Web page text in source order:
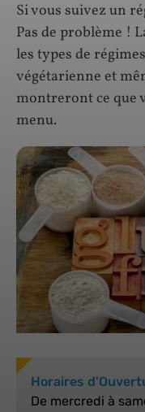
Si vous suivez un
Pas de problème !
les types de
végétarienne et
montreront ce que
menu.
Horaires
De mercredi à